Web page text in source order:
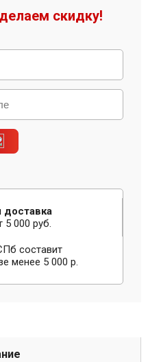
скидку!
доставка
5 000 руб.
составит
менее 5 000 р.